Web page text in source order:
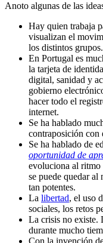
Anoto algunas de las
Hay quien trabaja
visualizan el
los distintos
En Portugal es
la tarjeta de
digital, sanidad y
gobierno
hacer todo el
internet.
Se ha hablado
contraposición con
Se ha hablado de
oportunidad de
evoluciona al ritmo
se puede quedar al
tan potentes.
La libertad, el uso
sociales, los retos
La crisis no existe.
durante mucho